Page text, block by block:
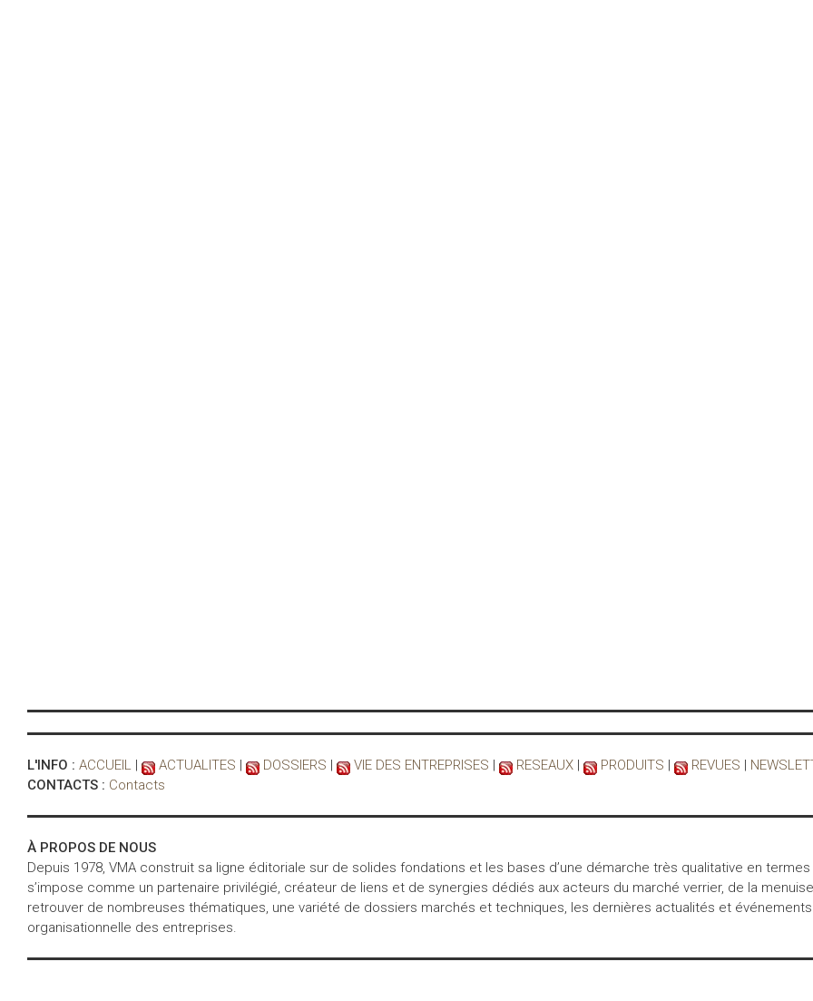
L'INFO : ACCUEIL ACTUALITES DOSSIERS VIE DES ENTREPRISES RESEAUX PRODUITS REVUES
CONTACTS : Contacts
À PROPOS DE NOUS
Depuis 1978, VMA construit sa ligne éditoriale sur de solides fondations et les bases d’une démarche très qualitative en
s’impose comme un partenaire privilégié, créateur de liens et de synergies dédiés aux acteurs du marché verrier, de la
retrouver de nombreuses thématiques, une variété de dossiers marchés et techniques, les dernières actualités et
organisationnelle des entreprises.